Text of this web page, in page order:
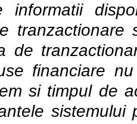
informatii
de
financiare
si timpul de